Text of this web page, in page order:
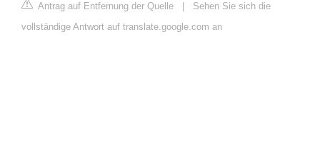
Antrag auf Entfernung der Quelle
Sehen Sie sich die
vollständige Antwort auf translate.google.com an